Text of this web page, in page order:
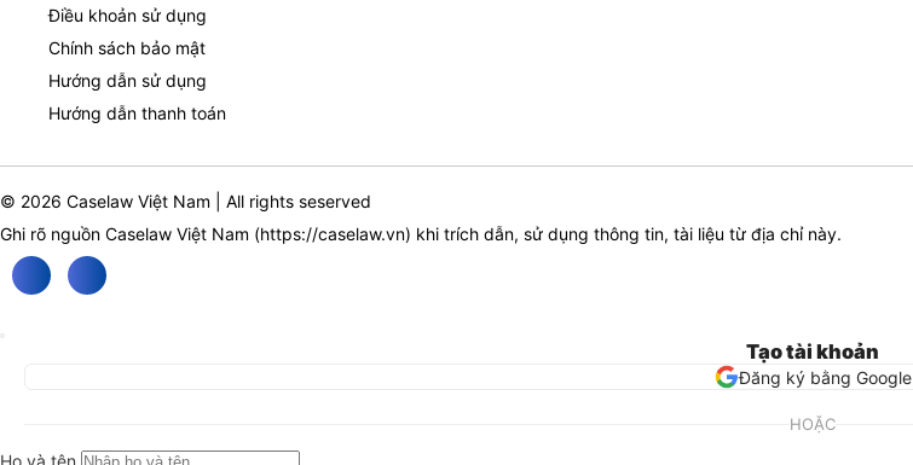
Điều khoản sử dụng
Chính sách bảo mật
Hướng dẫn sử dụng
Hướng dẫn thanh toán
© 2026 Caselaw Việt Nam | All rights seserved
Ghi rõ nguồn Caselaw Việt Nam (https://caselaw.vn) khi trích dẫn, sử dụng thông tin, tài liệu từ địa chỉ này.
Tạo tài khoản
Đăng ký bằng Google
HOẶC
Họ và tên